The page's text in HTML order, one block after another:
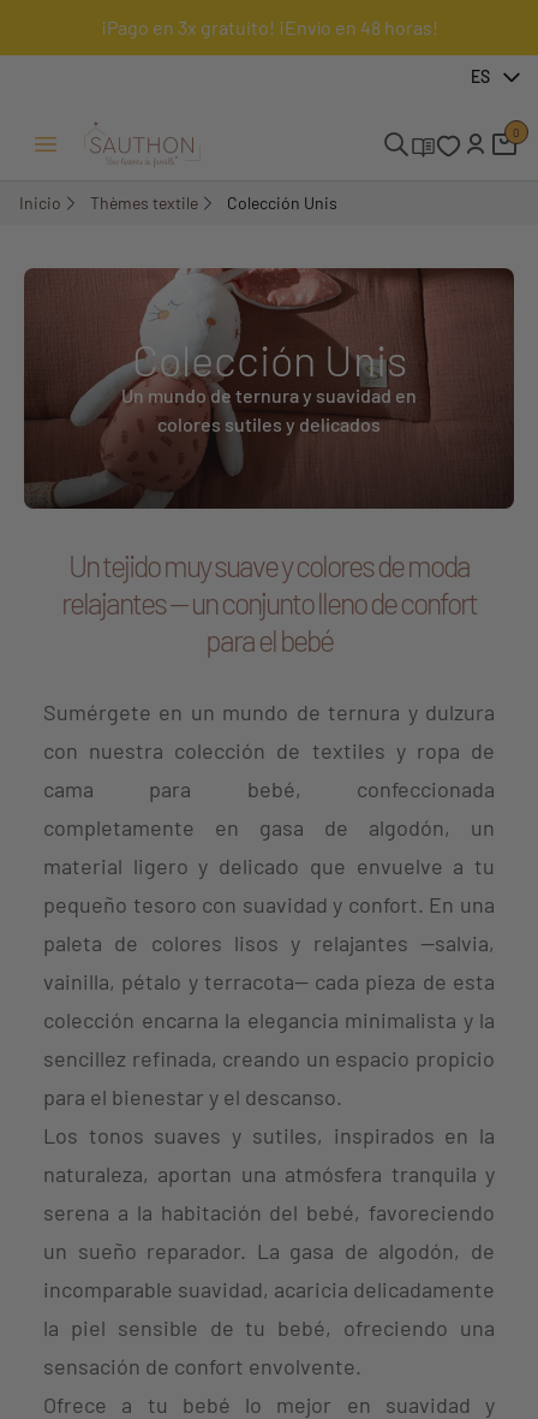
¡Pago en 3x gratuito! ¡Envío en 48 horas!
ES
Menú Abrir/Cerrar
0
Inicio Thèmes textile Colección Unis
Colección Unis
Un mundo de ternura y suavidad en
colores sutiles y delicados
Un tejido muy suave y colores de moda
relajantes — un conjunto lleno de confort
para el bebé
Sumérgete en un mundo de ternura y dulzura
con nuestra colección de textiles y ropa de
cama para bebé, confeccionada
completamente en gasa de algodón, un
material ligero y delicado que envuelve a tu
pequeño tesoro con suavidad y confort. En una
paleta de colores lisos y relajantes —salvia,
vainilla, pétalo y terracota— cada pieza de esta
colección encarna la elegancia minimalista y la
sencillez refinada, creando un espacio propicio
para el bienestar y el descanso.
Los tonos suaves y sutiles, inspirados en la
naturaleza, aportan una atmósfera tranquila y
serena a la habitación del bebé, favoreciendo
un sueño reparador. La gasa de algodón, de
incomparable suavidad, acaricia delicadamente
la piel sensible de tu bebé, ofreciendo una
sensación de confort envolvente.
Ofrece a tu bebé lo mejor en suavidad y